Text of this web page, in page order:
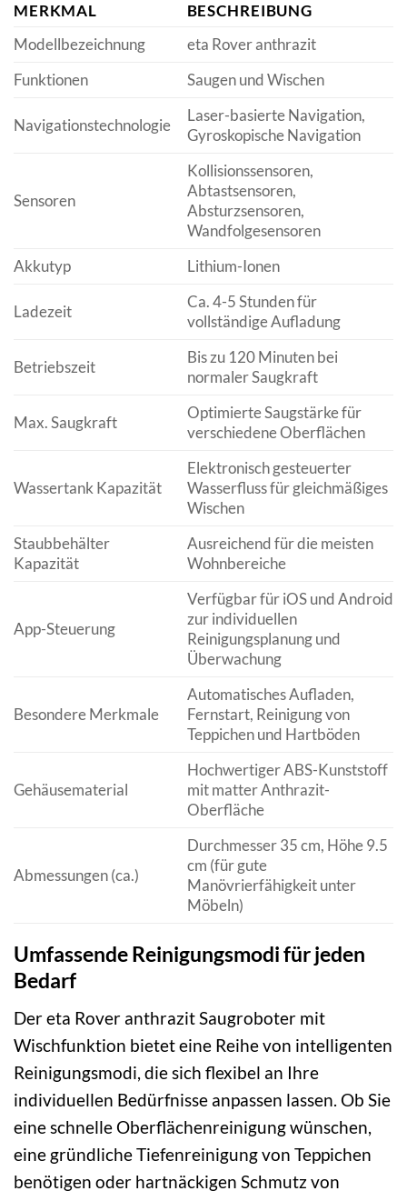
MERKMAL
BESCHREIBUNG
Modellbezeichnung
eta Rover anthrazit
Funktionen
Saugen und Wischen
Navigationstechnologie
Laser-basierte Navigation,
Gyroskopische Navigation
Sensoren
Kollisionssensoren,
Abtastsensoren,
Absturzsensoren,
Wandfolgesensoren
Akkutyp
Lithium-Ionen
Ladezeit
Ca. 4-5 Stunden für
vollständige Aufladung
Betriebszeit
Bis zu 120 Minuten bei
normaler Saugkraft
Max. Saugkraft
Optimierte Saugstärke für
verschiedene Oberflächen
Wassertank Kapazität
Elektronisch gesteuerter
Wasserfluss für gleichmäßiges
Wischen
Staubbehälter
Kapazität
Ausreichend für die meisten
Wohnbereiche
App-Steuerung
Verfügbar für iOS und Android
zur individuellen
Reinigungsplanung und
Überwachung
Besondere Merkmale
Automatisches Aufladen,
Fernstart, Reinigung von
Teppichen und Hartböden
Gehäusematerial
Hochwertiger ABS-Kunststoff
mit matter Anthrazit-
Oberfläche
Abmessungen (ca.)
Durchmesser 35 cm, Höhe 9.5
cm (für gute
Manövrierfähigkeit unter
Möbeln)
Umfassende Reinigungsmodi für jeden
Bedarf
Der eta Rover anthrazit Saugroboter mit
Wischfunktion bietet eine Reihe von intelligenten
Reinigungsmodi, die sich flexibel an Ihre
individuellen Bedürfnisse anpassen lassen. Ob Sie
eine schnelle Oberflächenreinigung wünschen,
eine gründliche Tiefenreinigung von Teppichen
benötigen oder hartnäckigen Schmutz von